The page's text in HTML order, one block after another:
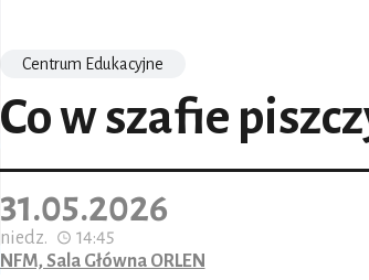
Centrum Edukacyjne
Co w szafie
31.05.2026
niedz.
14:45
NFM, Sala Główna ORLEN